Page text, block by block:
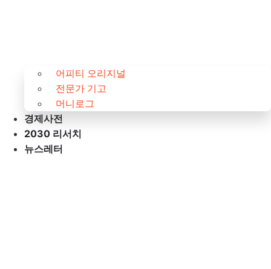
어피티 오리지널
전문가 기고
머니로그
경제사전
2030 리서치
뉴스레터